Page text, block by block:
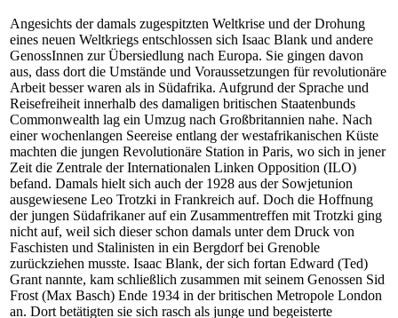
Angesichts der damals zugespitzten Weltkrise und der Drohung
eines neuen Weltkriegs entschlossen sich Isaac Blank und andere
GenossInnen zur Übersiedlung nach Europa. Sie gingen davon
aus, dass dort die Umstände und Voraussetzungen für revolutionäre
Arbeit besser waren als in Südafrika. Aufgrund der Sprache und
Reisefreiheit innerhalb des damaligen britischen Staatenbunds
Commonwealth lag ein Umzug nach Großbritannien nahe. Nach
einer wochenlangen Seereise entlang der westafrikanischen Küste
machten die jungen Revolutionäre Station in Paris, wo sich in jener
Zeit die Zentrale der Internationalen Linken Opposition (ILO)
befand. Damals hielt sich auch der 1928 aus der Sowjetunion
ausgewiesene Leo Trotzki in Frankreich auf. Doch die Hoffnung
der jungen Südafrikaner auf ein Zusammentreffen mit Trotzki ging
nicht auf, weil sich dieser schon damals unter dem Druck von
Faschisten und Stalinisten in ein Bergdorf bei Grenoble
zurückziehen musste. Isaac Blank, der sich fortan Edward (Ted)
Grant nannte, kam schließlich zusammen mit seinem Genossen Sid
Frost (Max Basch) Ende 1934 in der britischen Metropole London
an. Dort betätigten sie sich rasch als junge und begeisterte